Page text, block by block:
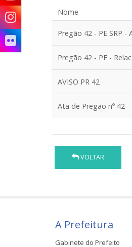
Nome
Pregão 42 - PE SRP
Pregão 42 - PE -
AVISO PR 42
Ata de Pregão nº 42
VOLTAR
A Prefeitura
Gabinete do Prefeito